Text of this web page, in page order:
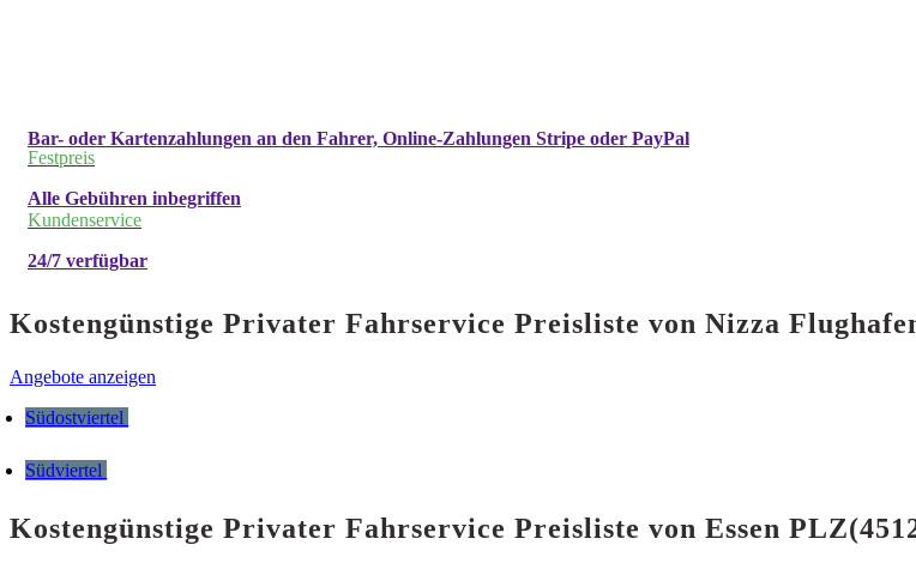
Bar- oder Kartenzahlungen an den Fahrer, Online-Zahlungen Stripe oder PayPal
Festpreis
Alle Gebühren inbegriffen
Kundenservice
24/7 verfügbar
Kostengünstige Privater Fahrservice Preisliste von Nizza
Angebote anzeigen
Südostviertel
Südviertel
Kostengünstige Privater Fahrservice Preisliste von Essen